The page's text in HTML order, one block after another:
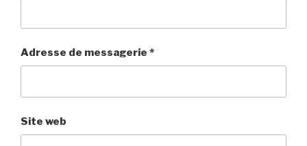
Adresse de messagerie *
Site web